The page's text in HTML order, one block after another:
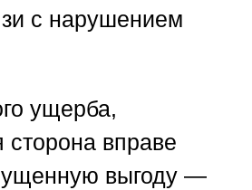
с нарушением
ущерба,
сторона вправе
выгоду —